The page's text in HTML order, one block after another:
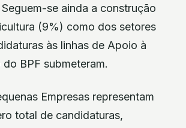
se ainda a construção
(9%) como dos setores
às linhas de Apoio à
BPF submeteram.
Empresas representam
total de candidaturas,